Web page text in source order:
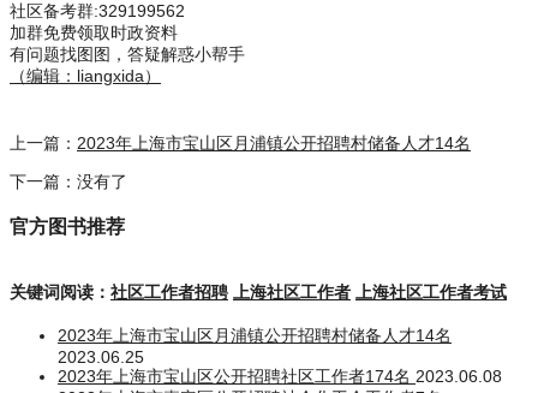
社区备考群:329199562
加群免费领取时政资料
有问题找图图，答疑解惑小帮手
（编辑：liangxida）
上一篇： 2023年上海市宝山区月浦镇公开招聘村储备人才14名
下一篇：没有了
官方图书推荐
关键词阅读： 社区工作者招聘 上海社区工作者 上海社区工作者考试
2023年上海市宝山区月浦镇公开招聘村储备人才14名
2023.06.25
2023年上海市宝山区公开招聘社区工作者174名 2023.06.08